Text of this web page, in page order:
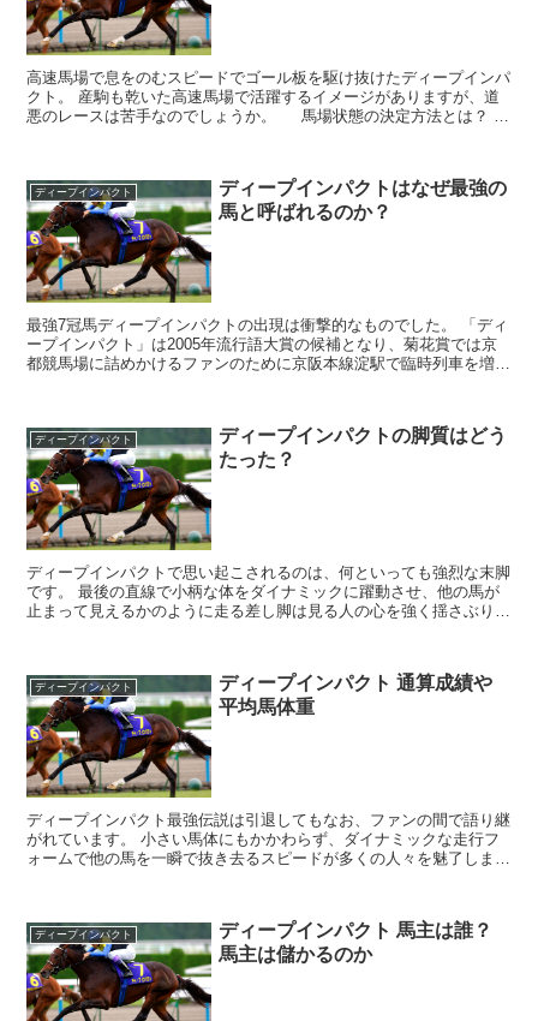
高速馬場で息をのむスピードでゴール板を駆け抜けたディープインパ
クト。 産駒も乾いた高速馬場で活躍するイメージがありますが、道
悪のレースは苦手なのでしょうか。 馬場状態の決定方法とは？ 一
ディープインパクト
ディープインパクトはなぜ最強の
馬と呼ばれるのか？
最強7冠馬ディープインパクトの出現は衝撃的なものでした。 「ディ
ープインパクト」は2005年流行語大賞の候補となり、菊花賞では京
都競馬場に詰めかけるファンのために京阪本線淀駅で臨時列車を増発
ディープインパクト
ディープインパクトの脚質はどう
たった？
ディープインパクトで思い起こされるのは、何といっても強烈な末脚
です。 最後の直線で小柄な体をダイナミックに躍動させ、他の馬が
止まって見えるかのように走る差し脚は見る人の心を強く揺さぶりま
ディープインパクト
ディープインパクト 通算成績や
平均馬体重
ディープインパクト最強伝説は引退してもなお、ファンの間で語り継
がれています。 小さい馬体にもかかわらず、ダイナミックな走行フ
ォームで他の馬を一瞬で抜き去るスピードが多くの人々を魅了しまし
ディープインパクト
ディープインパクト 馬主は誰？
馬主は儲かるのか